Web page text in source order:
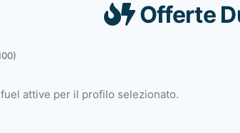
Offerte
attive per il profilo selezionato.